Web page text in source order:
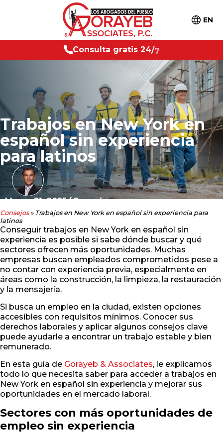
EN
Consulta gratis 24/7
Trabajos en New York en
español sin experiencia
para latinos
Marzo 31, 2025/Consejos
Consejos» Trabajos en New York en español sin experiencia para
latinos
Conseguir trabajos en New York en español sin
experiencia es posible si sabe dónde buscar y qué
sectores ofrecen más oportunidades. Muchas
empresas buscan empleados comprometidos pese a
no contar con experiencia previa, especialmente en
áreas como la construcción, la limpieza, la restauración
y la mensajería.
Si busca un empleo en la ciudad, existen opciones
accesibles con requisitos mínimos. Conocer sus
derechos laborales y aplicar algunos consejos clave
puede ayudarle a encontrar un trabajo estable y bien
remunerado.
En esta guía de Gorayeb & Associates, le explicamos
todo lo que necesita saber para acceder a trabajos en
New York en español sin experiencia y mejorar sus
oportunidades en el mercado laboral.
Sectores con más oportunidades de
empleo sin experiencia